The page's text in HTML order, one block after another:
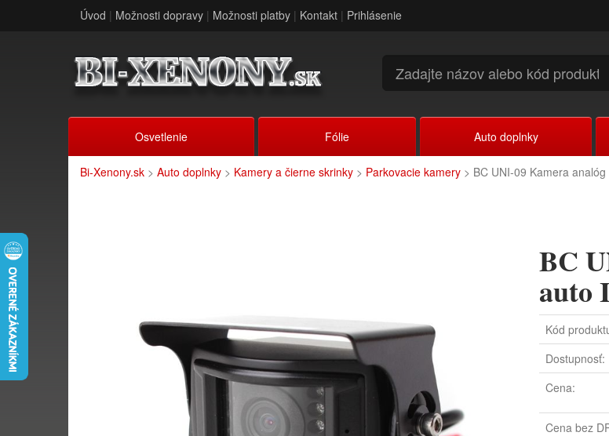
Úvod | Možnosti dopravy | Možnosti platby | Kontakt | Prihlásenie
Osvetlenie Fólie Auto doplnky
Bi-Xenony.sk > Auto doplnky > Kamery a čierne skrinky > Parkovacie kamery > BC UNI-09 Kamera
BC
auto
Kód
Dostupnosť:
Cena:
Cena bez